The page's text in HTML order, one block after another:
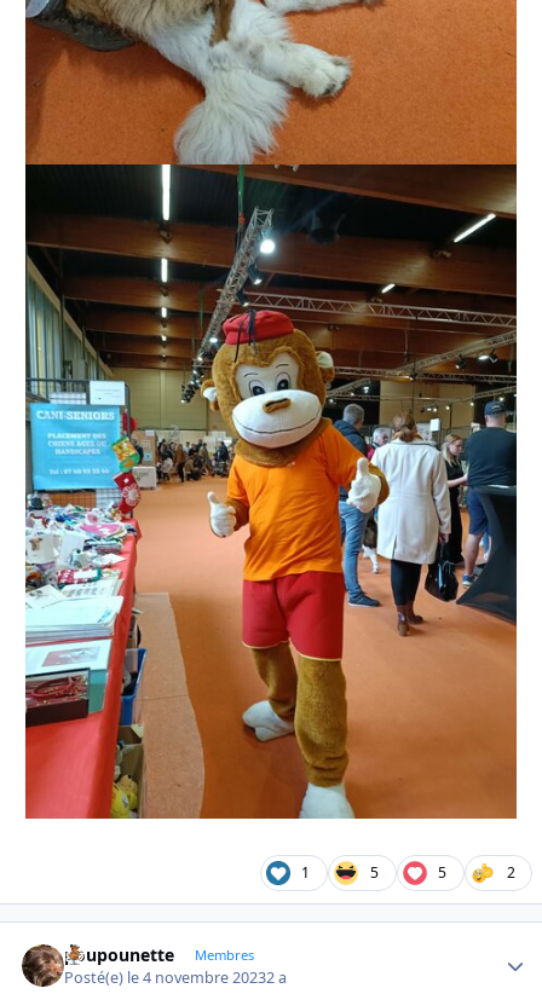
1 5 5 2
poupounette Membres
Posté(e) le 4 novembre 20232 a